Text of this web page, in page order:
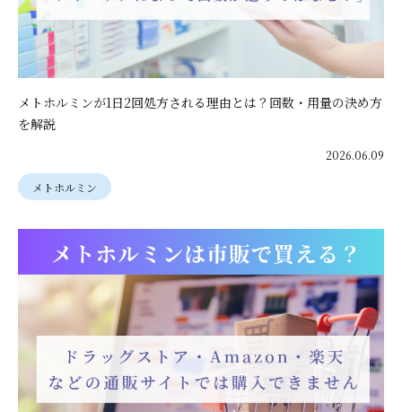
メトホルミンが1日2回処方される理由とは？回数・用量の決め方
を解説
2026.06.09
メトホルミン